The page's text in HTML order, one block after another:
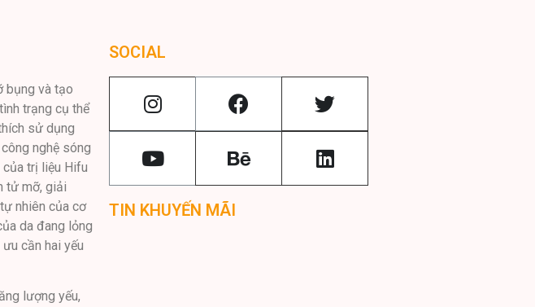
bụng và tạo
trạng cụ thể
sử dụng
nghệ sóng
trị liệu Hifu
tử mỡ, giải
nhiên của cơ
da đang lỏng
cần hai yếu
lượng yếu,
SOCIAL
TIN KHUYẾN MÃI